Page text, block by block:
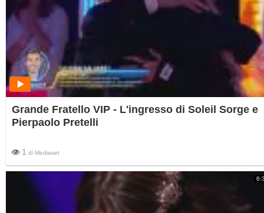
Grande Fratello VIP - L'ingresso di Soleil Sorge e
Pierpaolo Pretelli
1 di Mediaset